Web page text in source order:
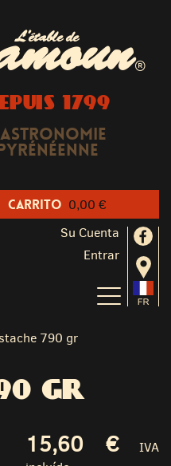
L'étable de
®
1799
Su Cuenta
Entrar
790 gr
GR
15,60 € IVA
Carrito 0,00 €